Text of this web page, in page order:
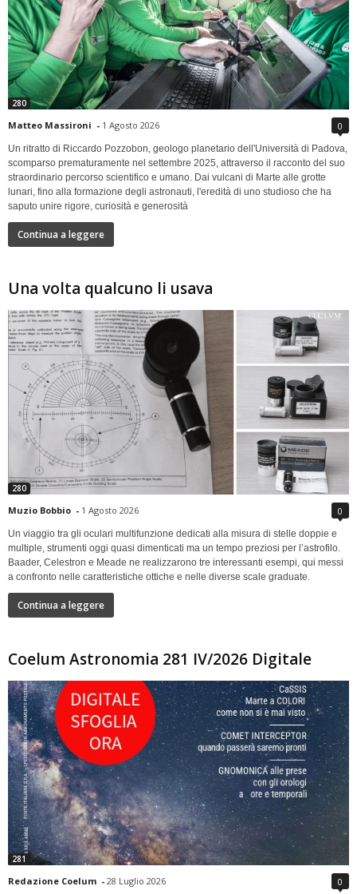
280
Matteo Massironi - 1 Agosto 2026 0
Un ritratto di Riccardo Pozzobon, geologo planetario dell'Università di Padova,
scomparso prematuramente nel settembre 2025, attraverso il racconto del suo
straordinario percorso scientifico e umano. Dai vulcani di Marte alle grotte
lunari, fino alla formazione degli astronauti, l'eredità di uno studioso che ha
saputo unire rigore, curiosità e generosità
Continua a leggere
Una volta qualcuno li usava
280
Muzio Bobbio - 1 Agosto 2026 0
Un viaggio tra gli oculari multifunzione dedicati alla misura di stelle doppie e
multiple, strumenti oggi quasi dimenticati ma un tempo preziosi per l’astrofilo.
Baader, Celestron e Meade ne realizzarono tre interessanti esempi, qui messi
a confronto nelle caratteristiche ottiche e nelle diverse scale graduate.
Continua a leggere
Coelum Astronomia 281 IV/2026 Digitale
281
Redazione Coelum - 28 Luglio 2026 0